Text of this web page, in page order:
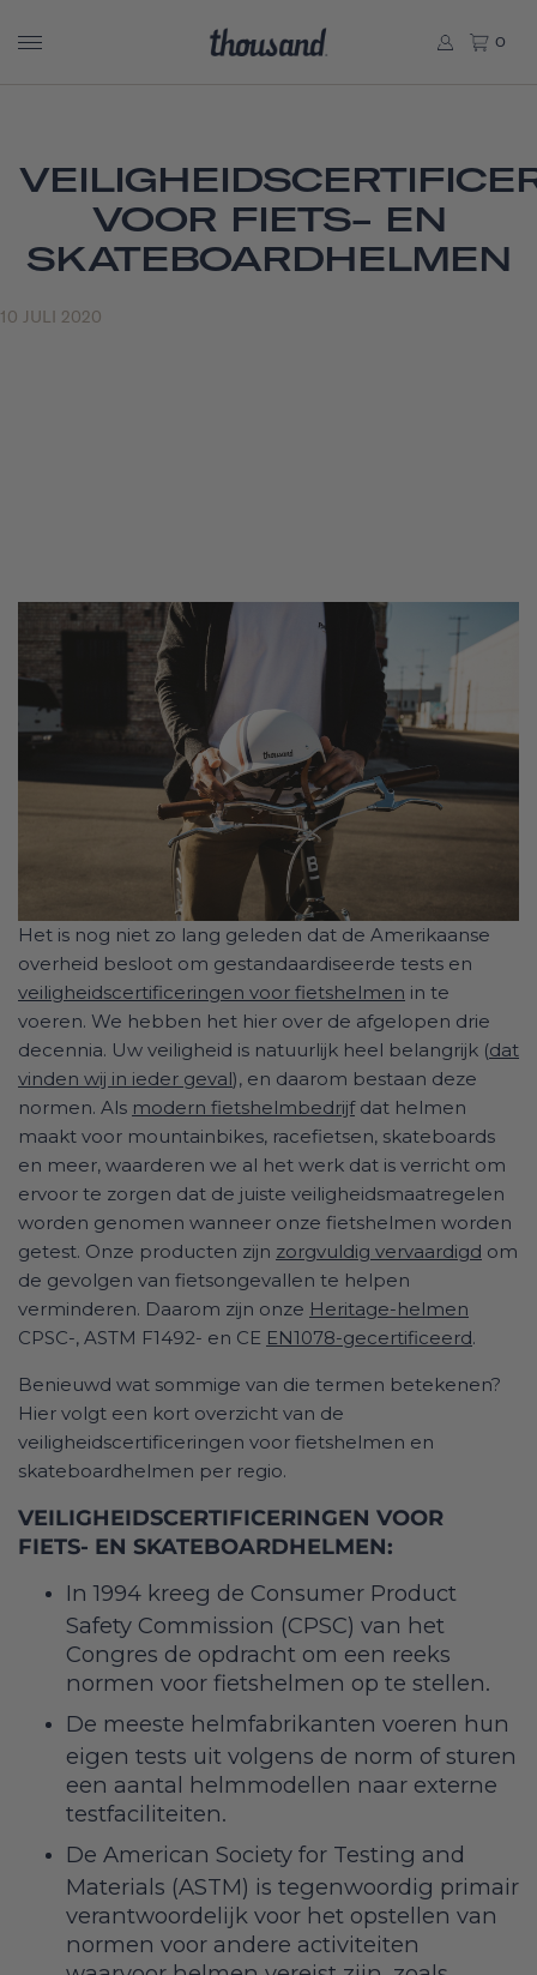
0
VOOR FIETS- EN
SKATEBOARDHELMEN
10 JULI 2020
Het is nog niet zo lang geleden dat de Amerikaanse
overheid besloot om gestandaardiseerde tests en
veiligheidscertificeringen voor fietshelmen in te
voeren. We hebben het hier over de afgelopen drie
decennia. Uw veiligheid is natuurlijk heel belangrijk (dat
vinden wij in ieder geval), en daarom bestaan deze
normen. Als modern fietshelmbedrijfdat helmen
maakt voor mountainbikes, racefietsen, skateboards
en meer, waarderen we al het werk dat is verricht om
ervoor te zorgen dat de juiste veiligheidsmaatregelen
worden genomen wanneer onze fietshelmen worden
getest. Onze producten zijn zorgvuldig vervaardigd om
de gevolgen van fietsongevallen te helpen
verminderen. Daarom zijn onze Heritage-helmen
CPSC-, ASTM F1492- en CE EN1078-gecertificeerd.
Benieuwd wat sommige van die termen betekenen?
Hier volgt een kort overzicht van de
veiligheidscertificeringen voor fietshelmen en
skateboardhelmen per regio.
VEILIGHEIDSCERTIFICERINGEN VOOR
FIETS- EN SKATEBOARDHELMEN:
In 1994 kreeg de Consumer Product
Safety Commission (CPSC) van het
Congres de opdracht om een reeks
normen voor fietshelmen op te stellen.
De meeste helmfabrikanten voeren hun
eigen tests uit volgens de norm of sturen
een aantal helmmodellen naar externe
testfaciliteiten.
De American Society for Testing and
Materials (ASTM) is tegenwoordig primair
verantwoordelijk voor het opstellen van
normen voor andere activiteiten